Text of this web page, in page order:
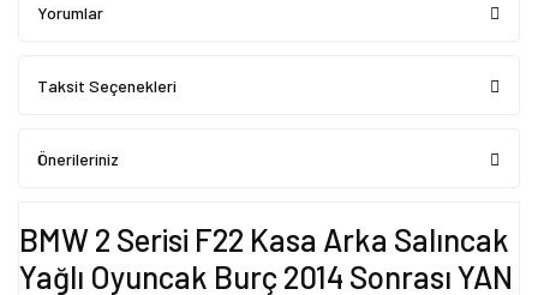
Yorumlar
Taksit Seçenekleri
Önerileriniz
BMW 2 Serisi F22 Kasa Arka Salıncak
Yağlı Oyuncak Burç 2014 Sonrası YAN